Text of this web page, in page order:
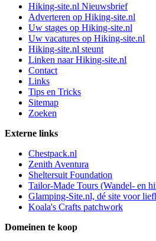
Hiking-site.nl Nieuwsbrief
Adverteren op Hiking-site.nl
Uw stages op Hiking-site.nl
Uw vacatures op Hiking-site.nl
Hiking-site.nl steunt
Linken naar Hiking-site.nl
Contact
Links
Tips en Tricks
Sitemap
Zoeken
Externe links
Chestpack.nl
Zenith Aventura
Sheltersuit Foundation
Tailor-Made Tours (Wandel- en
Glamping-Site.nl, dé site voor
Koala's Crafts patchwork
Domeinen te koop